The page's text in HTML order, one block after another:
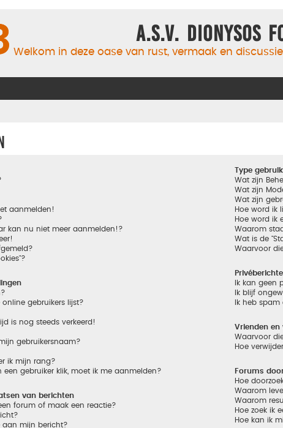
A.S.V. Dionysos
Welkom in deze oase van rust, vermaak en
aanmelden!
kan nu niet meer aanmelden!?
gebruikers lijst?
is nog steeds verkeerd!
gebruikersnaam?
ik mijn rang?
gebruiker klik, moet ik me aanmelden?
van berichten
forum of maak een reactie?
aan mijn bericht?
Type
Wat zijn
Wat zijn
Wat zijn
Hoe word ik
Hoe word ik
Waarom
Wat is de
Waarvoor
Ik kan geen
Ik blijf
Ik heb
Vrienden en
Waarvoor
Hoe
Forums
Hoe
Waarom
Waarom
Hoe zoek ik
Hoe kan ik